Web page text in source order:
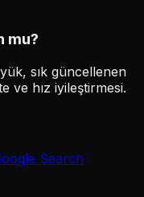
mu?
sık güncellenen
ve hız iyileştirmesi.
Search